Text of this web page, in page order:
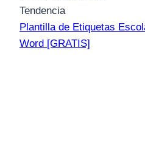
Tendencia
Plantilla de Etiquetas
Word [GRATIS]